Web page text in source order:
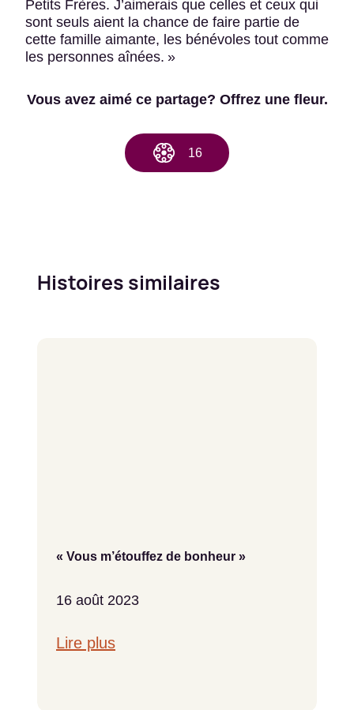
Petits Frères. J’aimerais que celles et ceux qui
sont seuls aient la chance de faire partie de
cette famille aimante, les bénévoles tout comme
les personnes aînées. »
Vous avez aimé ce partage? Offrez une fleur.
16
Histoires similaires
« Vous m’étouffez de bonheur »
16 août 2023
Lire plus